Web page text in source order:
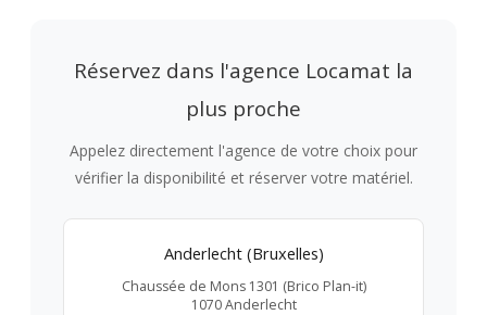
Réservez dans l'agence Locamat la
plus proche
Appelez directement l'agence de votre choix pour
vérifier la disponibilité et réserver votre matériel.
Anderlecht (Bruxelles)
Chaussée de Mons 1301 (Brico Plan-it)
1070 Anderlecht